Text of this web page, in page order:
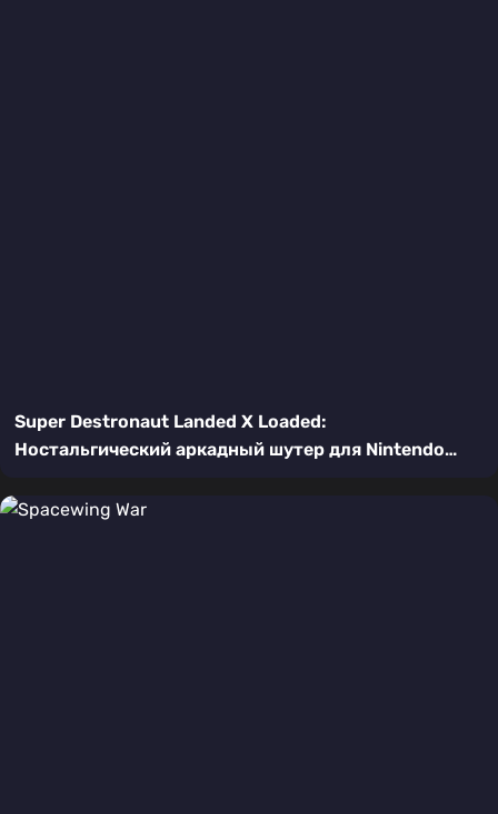
Super Destronaut Landed X Loaded:
Ностальгический аркадный шутер для Nintendo